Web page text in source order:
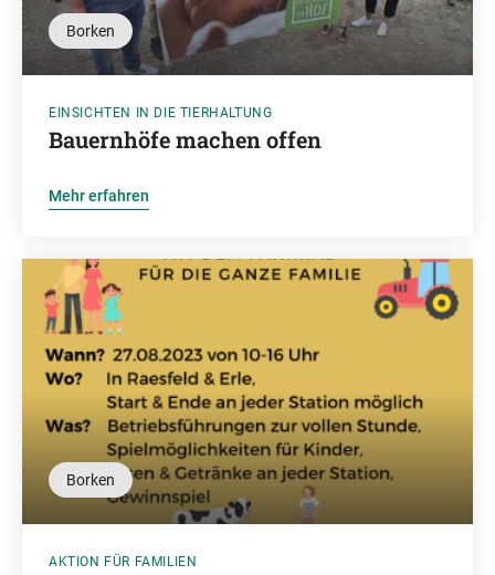
Borken
EINSICHTEN IN DIE TIERHALTUNG
Bauernhöfe machen offen
Mehr erfahren
Borken
AKTION FÜR FAMILIEN